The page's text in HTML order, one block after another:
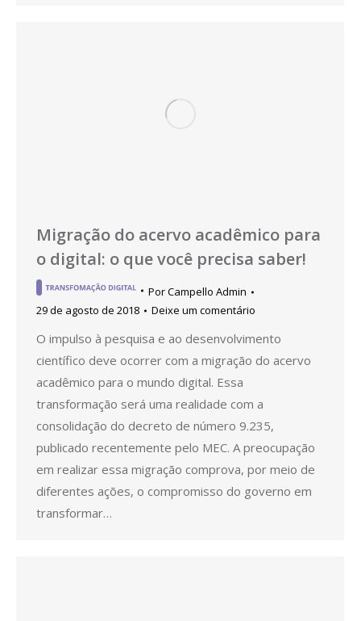
Migração do acervo acadêmico para
o digital: o que você precisa saber!
PorCampello Admin
29 de agosto de 2018
Deixe um comentário
O impulso à pesquisa e ao desenvolvimento
científico deve ocorrer com a migração do acervo
acadêmico para o mundo digital. Essa
transformação será uma realidade com a
consolidação do decreto de número 9.235,
publicado recentemente pelo MEC. A preocupação
em realizar essa migração comprova, por meio de
diferentes ações, o compromisso do governo em
transformar…